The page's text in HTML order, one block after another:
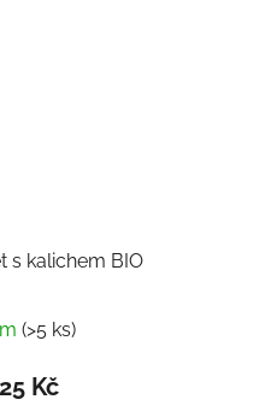
s kalichem BIO
(>5 ks)
Kč